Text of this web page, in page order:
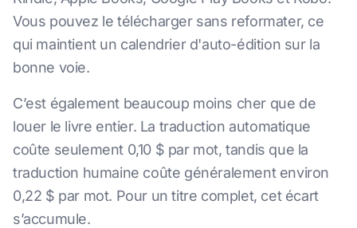
Vous pouvez le télécharger sans reformater, ce
qui maintient un calendrier d'auto-édition sur la
bonne voie.
C’est également beaucoup moins cher que de
louer le livre entier. La traduction automatique
coûte seulement 0,10 $ par mot, tandis que la
traduction humaine coûte généralement environ
0,22 $ par mot. Pour un titre complet, cet écart
s’accumule.